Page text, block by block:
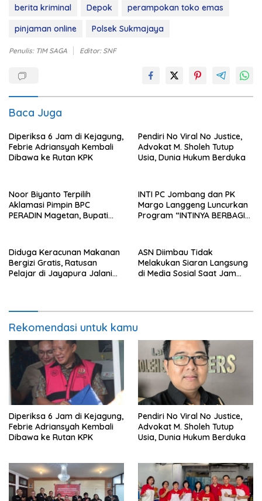
berita kriminal Depok
perampokan toko emas
pinjaman online
Polsek Sukmajaya
Penulis: TIM SAGA Editor: SNF
Baca Juga
Diperiksa 6 Jam di Kejagung,
Febrie Adriansyah Kembali
Dibawa ke Rutan KPK
Pendiri No Viral No Justice,
Advokat M. Sholeh Tutup
Usia, Dunia Hukum Berduka
Noor Biyanto Terpilih
Aklamasi Pimpin BPC
PERADIN Magetan, Bupati
INTI PC Jombang dan PK
Margo Langgeng Luncurkan
Program “INTINYA BERBAGI”,
Diduga Keracunan Makanan
Bergizi Gratis, Ratusan
Pelajar di Jayapura Jalani
ASN Diimbau Tidak
Melakukan Siaran Langsung
di Media Sosial Saat Jam
Rekomendasi untuk kamu
Diperiksa 6 Jam di Kejagung,
Febrie Adriansyah Kembali
Dibawa ke Rutan KPK
Pendiri No Viral No Justice,
Advokat M. Sholeh Tutup
Usia, Dunia Hukum Berduka